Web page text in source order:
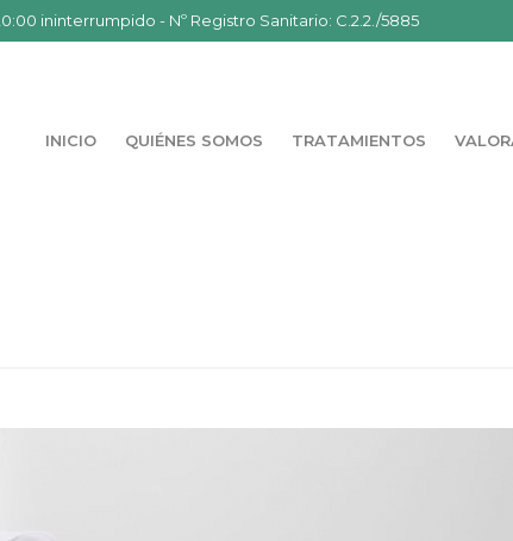
ininterrumpido - Nº Registro Sanitario: C.2.2./5885
INICIO QUIÉNES SOMOS TRATAMIENTOS